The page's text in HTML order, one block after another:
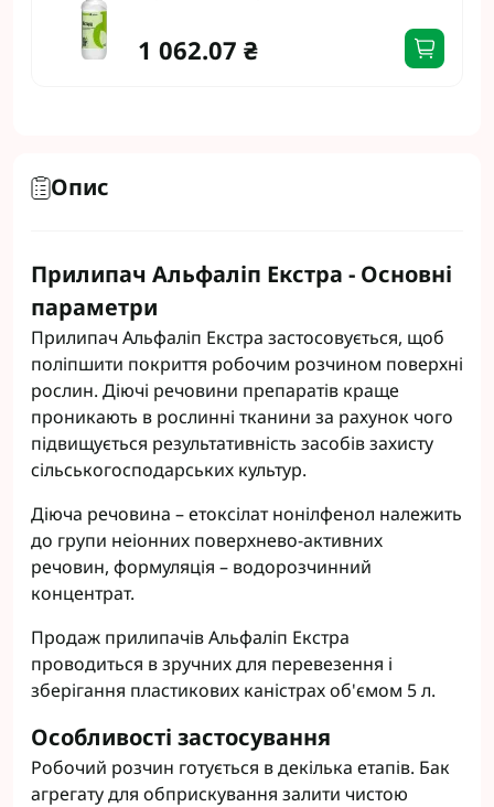
1 062.07 ₴
Опис
Прилипач Альфаліп Екстра - Основні
параметри
Прилипач Альфаліп Екстра застосовується, щоб
поліпшити покриття робочим розчином поверхні
рослин. Діючі речовини препаратів краще
проникають в рослинні тканини за рахунок чого
підвищується результативність засобів захисту
сільськогосподарських культур.
Діюча речовина – етоксілат нонілфенол належить
до групи неіонних поверхнево-активних
речовин, формуляція – водорозчинний
концентрат.
Продаж прилипачів Альфаліп Екстра
проводиться в зручних для перевезення і
зберігання пластикових каністрах об'ємом 5 л.
Особливості застосування
Робочий розчин готується в декілька етапів. Бак
агрегату для обприскування залити чистою